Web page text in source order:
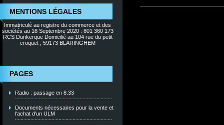
MENTIONS LÉGALES
Immatriculé au registre du commerce et des
sociétés au 16 Septembre 2020 : 801 360 173
RCS Dunkerque Domicilié au 104 rue du petit
croquet , 59173 BLARINGHEM
PAGES
Radio : passage en 8.33
Documents nécessaires pour la vente et
l'achat d'un ULM